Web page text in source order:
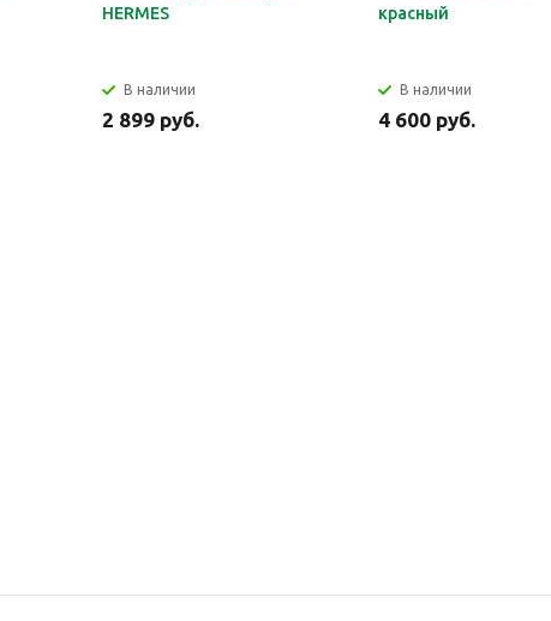
HERMES
В наличии
2 899 руб.
красный
В наличии
4 600 руб.